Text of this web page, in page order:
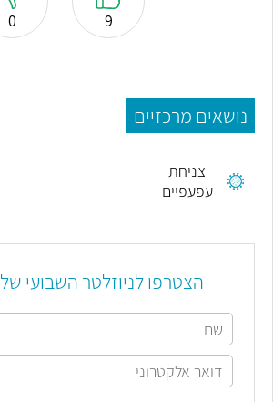
9
0
נושאים מרכזיים
צניחת
עפעפיים
הצטרפו לניוזלטר השבועי